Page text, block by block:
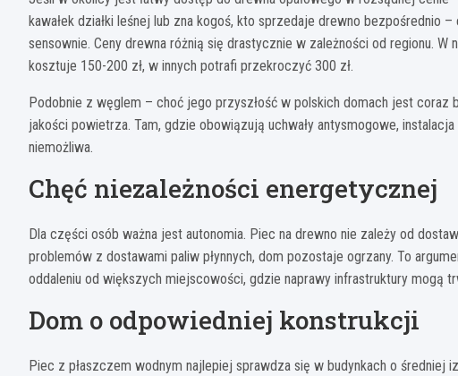
kawałek działki leśnej lub zna kogoś, kto sprzedaje drewno bezpośrednio
sensownie. Ceny drewna różnią się drastycznie w zależności od regionu.
kosztuje 150-200 zł, w innych potrafi przekroczyć 300 zł.
Podobnie z węglem – choć jego przyszłość w polskich domach jest
jakości powietrza. Tam, gdzie obowiązują uchwały antysmogowe,
niemożliwa.
Chęć niezależności energetycznej
Dla części osób ważna jest autonomia. Piec na drewno nie zależy od
problemów z dostawami paliw płynnych, dom pozostaje ogrzany. To
oddaleniu od większych miejscowości, gdzie naprawy infrastruktury mogą
Dom o odpowiedniej konstrukcji
Piec z płaszczem wodnym najlepiej sprawdza się w budynkach o średniej